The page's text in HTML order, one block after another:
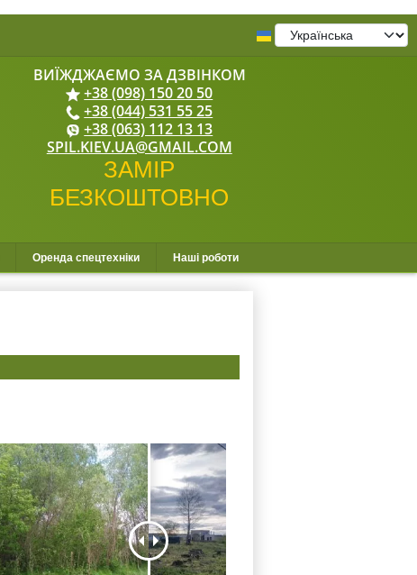
+38 (098) 150 20 50
+38 (044) 531 55 25
+38 (063) 112 13 13
SPIL.KIEV.UA@GMAIL.COM
Оренда спецтехніки Наші роботи